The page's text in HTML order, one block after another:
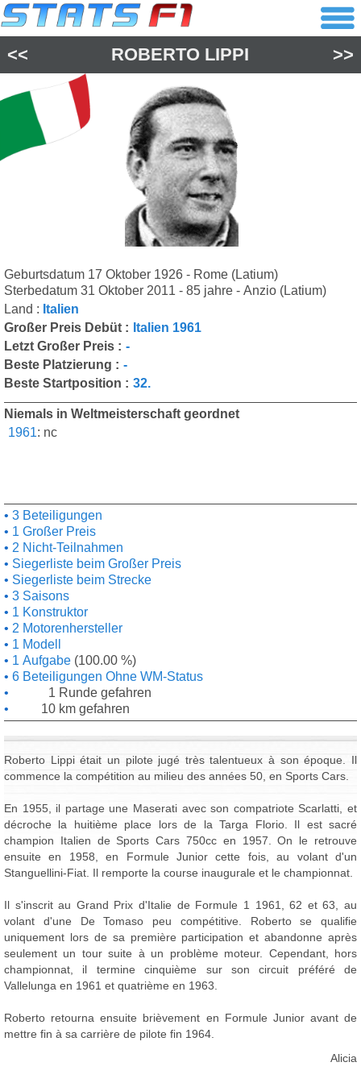
<< ROBERTO LIPPI >>
Geburtsdatum 17 Oktober 1926 - Rome (Latium)
Sterbedatum 31 Oktober 2011 - 85 jahre - Anzio (Latium)
Land : Italien
Großer Preis Debüt : Italien 1961
Letzt Großer Preis : -
Beste Platzierung : -
Beste Startposition : 32.
Niemals in Weltmeisterschaft geordnet
1961: nc
3 Beteiligungen
1 Großer Preis
2 Nicht-Teilnahmen
Siegerliste beim Großer Preis
Siegerliste beim Strecke
3 Saisons
1 Konstruktor
2 Motorenhersteller
1 Modell
1 Aufgabe (100.00 %)
6 Beteiligungen Ohne WM-Status
1 Runde gefahren
10 km gefahren
Roberto Lippi était un pilote jugé très talentueux à son époque. Il
commence la compétition au milieu des années 50, en Sports Cars.
En 1955, il partage une Maserati avec son compatriote Scarlatti, et
décroche la huitième place lors de la Targa Florio. Il est sacré
champion Italien de Sports Cars 750cc en 1957. On le retrouve
ensuite en 1958, en Formule Junior cette fois, au volant d'un
Stanguellini-Fiat. Il remporte la course inaugurale et le championnat.
Il s'inscrit au Grand Prix d'Italie de Formule 1 1961, 62 et 63, au
volant d'une De Tomaso peu compétitive. Roberto se qualifie
uniquement lors de sa première participation et abandonne après
seulement un tour suite à un problème moteur. Cependant, hors
championnat, il termine cinquième sur son circuit préféré de
Vallelunga en 1961 et quatrième en 1963.
Roberto retourna ensuite brièvement en Formule Junior avant de
mettre fin à sa carrière de pilote fin 1964.
Alicia